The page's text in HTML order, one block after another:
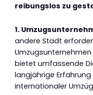
reibungslos zu
1.
andere Stadt
bietet umfassende
langjährige
internationaler